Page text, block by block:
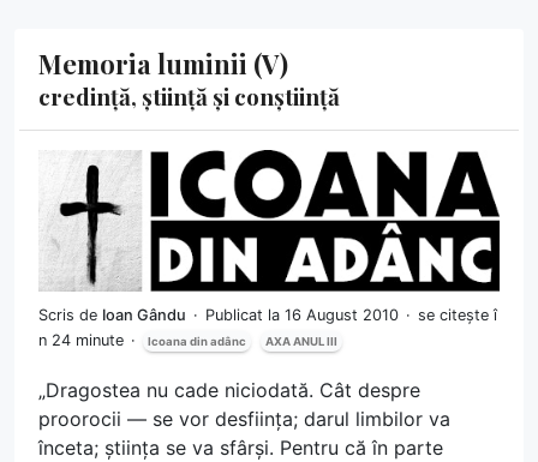
Memoria luminii (V)
credință, știință și conștiință
Scris de Ioan Gându Publicat la 16 August 2010
se citește î
n 24 minute
Icoana din adânc AXA ANUL III
„Dragostea nu cade niciodată. Cât despre
proorocii — se vor desființa; darul limbilor va
înceta; știința se va sfârși. Pentru că în parte